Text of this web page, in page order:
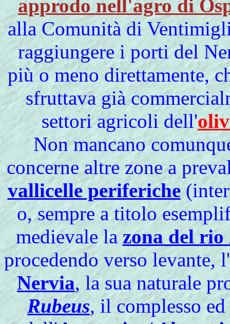
approdo nell'agro di
alla Comunità di
raggiungere i porti del
più o meno direttamente,
sfruttava già
settori agricoli dell'
Non mancano
concerne altre zone a
vallicelle periferiche
o, sempre a titolo
medievale lazona del rio
procedendo verso levante,
Nervia, la sua naturale
Rubeus, il complesso